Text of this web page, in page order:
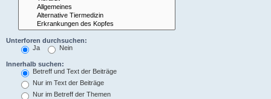
Unterforen durchsuchen:
Ja
Nein
Innerhalb suchen:
Betreff und Text der Beiträge
Nur im Text der Beiträge
Nur im Betreff der Themen